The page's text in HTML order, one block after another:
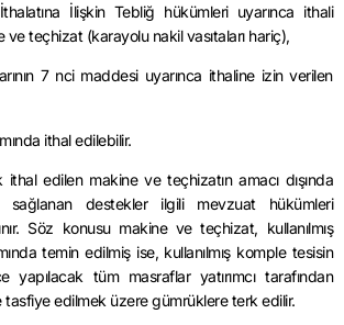
İlişkin Tebliğ hükümleri uyarınca ithali
teçhizat (karayolu nakil vasıtaları hariç),
7 nci maddesi uyarınca ithaline izin verilen
ithal edilebilir.
ithal edilen makine ve teçhizatın amacı dışında
sağlanan destekler ilgili mevzuat hükümleri
Söz konusu makine ve teçhizat, kullanılmış
temin edilmiş ise, kullanılmış komple tesisin
yapılacak tüm masraflar yatırımcı tarafından
tasfiye edilmek üzere gümrüklere terk edilir.